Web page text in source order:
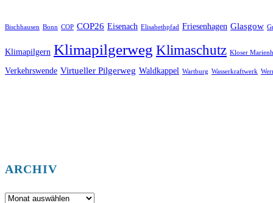
Bischhausen Bonn COP COP26 Eisenach Elisabethpfad Friesenhagen Glasgow
Klimapilgern Klimapilgerweg Klimaschutz Kloser
Verkehrswende Virtueller Pilgerweg Waldkappel Wartburg Wasserkraftwerk
ARCHIV
Archiv